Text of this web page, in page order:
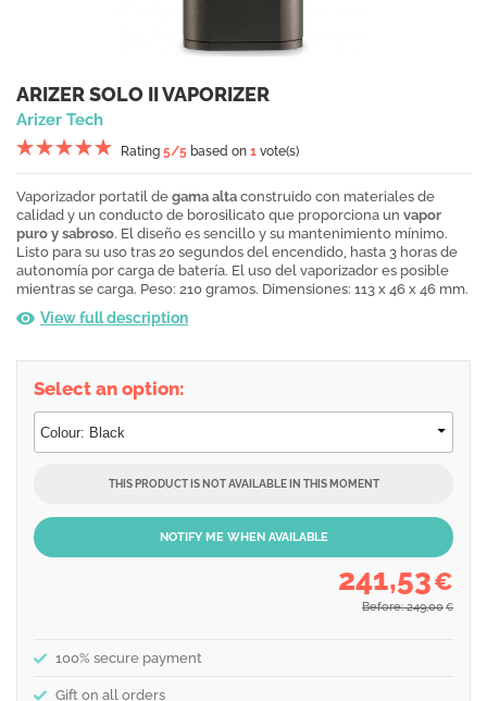
ARIZER SOLO II VAPORIZER
Arizer Tech
Rating 5/5 based on 1 vote(s)
Vaporizador portatil de gama alta construido con materiales de
calidad y un conducto de borosilicato que proporciona un vapor
puro y sabroso. El diseño es sencillo y su mantenimiento mínimo.
Listo para su uso tras 20 segundos del encendido, hasta 3 horas de
autonomía por carga de batería. El uso del vaporizador es posible
mientras se carga. Peso: 210 gramos. Dimensiones: 113 x 46 x 46 mm.
View full description
Select an option:
THIS PRODUCT IS NOT AVAILABLE IN THIS MOMENT
NOTIFY ME WHEN AVAILABLE
241,53€
Before: 249,00 €
100% secure payment
Gift on all orders